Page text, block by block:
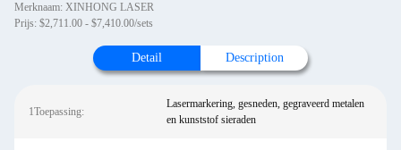
Merknaam: XINHONG LASER
Prijs: $2,711.00 - $7,410.00/sets
Detail Description
1Toepassing:
Lasermarkering, gesneden, gegraveerd metalen
en kunststof sieraden